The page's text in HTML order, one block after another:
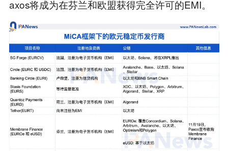
axos将成为在芬兰和欧盟获得完全许可的EMI。